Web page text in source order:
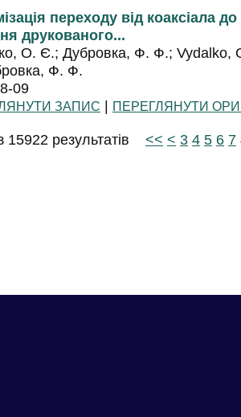
переходу від коаксіала до
друкованого...
О. Є.; Дубровка, Ф. Ф.; Vydalko,
Ф. Ф.
09
ЗАПИС | ПЕРЕГЛЯНУТИ
15922 результатів << < 3 4 5 6 7